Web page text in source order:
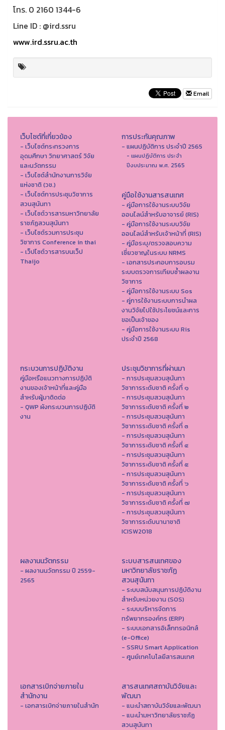
โทร. 0 2160 1344-6
Line ID : @ird.ssru
www.ird.ssru.ac.th
Email
เว็บไซต์ที่เกี่ยวข้อง
- เว็บไซต์กระทรวงการ
อุดมศึกษา วิทยาศาสตร์ วิจัย
และนวัตกรรม
- เว็บไซต์สำนักงานการวิจัย
แห่งชาติ (วช.)
- เว็บไซต์การประชุมวิชาการ
สวนสุนันทา
- เว็บไซต์วารสารมหาวิทยาลัย
ราชภัฏสวนสุนันทา
- เว็บไซต์รวมการประชุม
วิชาการ Conference in thai
- เว็ปไซต์วารสารบนเว็ป
Thaijo
การประกันคุณภาพ
- แผนปฏิบัติการ ประจำปี 2565
- แผนปฏิบัติการ ประจำ
ปีงบประมาณ พ.ศ. 2565
คู่มือใช้งานสารสนเทศ
- คู่มือการใช้งานระบบวิจัย
ออนไลน์สำหรับอาจารย์ (RIS)
- คู่มือการใช้งานระบบวิจัย
ออนไลน์สำหรับเจ้าหน้าที่ (RIS)
- คู่มือระบุ/ตรวจสอบความ
เชี่ยวชาญในระบบ NRMS
- เอกสารประกอบการอบรม
ระบบตรวจการเทียบซ้ำผลงาน
วิชาการ
- คู่มือการใช้งานระบบ Sos
- คู่การใช้งานระบบการนำผล
งานวิจัยไปใช้ประโยชน์และการ
ขอเป็นเจ้าของ
- คู่มือการใช้งานระบบ Ris
ประจำปี 2568
กระบวนการปฏิบัติงาน
คู่มือหรือแนวทางการปฏิบัติ
งานของเจ้าหน้าที่และคู่มือ
สำหรับผู้มาติดต่อ
- QWP ผังกระบวนการปฏิบัติ
งาน
ประชุมวิชาการที่ผ่านมา
- การประชุมสวนสุนันทา
วิชาการระดับชาติ ครั้งที่ ๑
- การประชุมสวนสุนันทา
วิชาการระดับชาติ ครั้งที่ ๒
- การประชุมสวนสุนันทา
วิชาการระดับชาติ ครั้งที่ ๓
- การประชุมสวนสุนันทา
วิชาการระดับชาติ ครั้งที่ ๔
- การประชุมสวนสุนันทา
วิชาการระดับชาติ ครั้งที่ ๕
- การประชุมสวนสุนันทา
วิชาการระดับชาติ ครั้งที่ ๖
- การประชุมสวนสุนันทา
วิชาการระดับชาติ ครั้งที่ ๗
- การประชุมสวนสุนันทา
วิชาการระดับนานาชาติ
ICISW2018
ผลงานนวัตกรรม
- ผลงานนวัตกรรม ปี 2559-
2565
ระบบสารสนเทศของ
มหาวิทยาลัยราชภัฏ
สวนสุนันทา
- ระบบสนับสนุนการปฏิบัติงาน
สำหรับหน่วยงาน (SOS)
- ระบบบริหารจัดการ
ทรัพยากรองค์กร (ERP)
- ระบบเอกสารอิเล็กทรอนิกส์
(e-Office)
- SSRU Smart Application
- ศูนย์เทคโนโลยีสารสนเทศ
เอกสารเบิกจ่ายภายใน
สำนักงาน
- เอกสารเบิกจ่ายภายในสำนัก
สารสนเทศสถาบันวิจัยและ
พัฒนา
- แนะนำสถาบันวิจัยและพัฒนา
- แนะนำมหาวิทยาลัยราชภัฏ
สวนสุนันทา